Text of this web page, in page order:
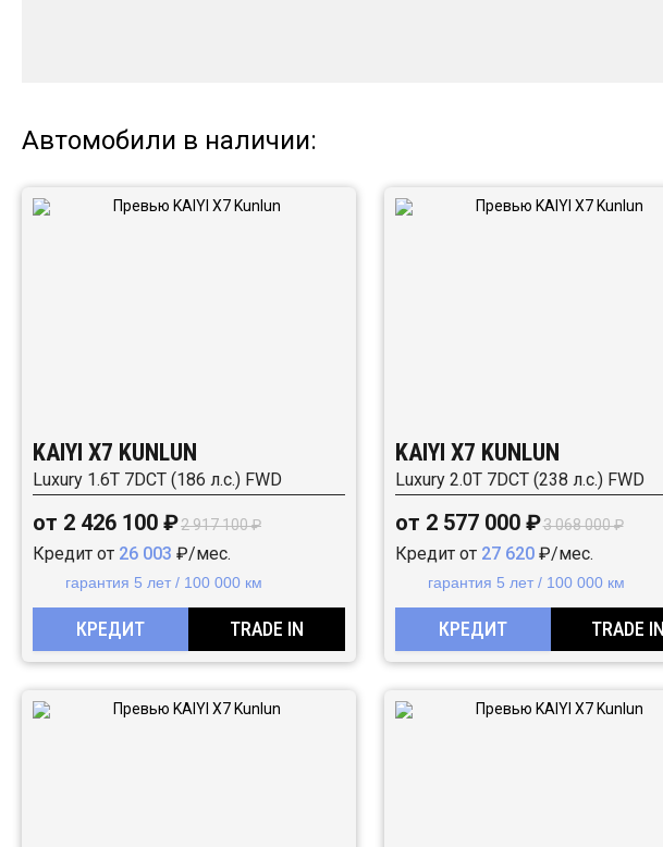
Автомобили в наличии:
KAIYI X7 KUNLUN
Luxury 1.6T 7DCT (186 л.с.) FWD
от 2 426 100 ₽2 917 100 ₽
Кредит от 26 003 ₽/мес.
гарантия 5 лет / 100 000 км
КРЕДИТ TRADE IN
KAIYI X7 KUNLUN
Luxury 2.0T 7DCT (238 л.с.) FWD
от 2 577 000 ₽3 068 000 ₽
Кредит от 27 620₽/мес.
гарантия 5 лет / 100 000 км
КРЕДИТ TRADE IN